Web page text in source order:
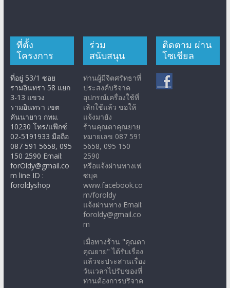
ที่ตั้ง
โครงการ
ที่อยู่ 53/1 ซอย
รามอินทรา 58 แยก
3-13 แขวง
รามอินทรา เขต
คันนายาว กทม.
10230 โทร/แฟ๊กซ์
02-5191933 มือถือ
087 591 5658, 095
150 2590 Email:
forOldy@gmail.co
m line ID :
foroldyshop
ร่วม
สนับสนุน
ท่านผู้มีจิตศรัทธาที่
ประสงค์บริจาค
อุปกรณ์เครื่องใช้ที่
เลิกใช้แล้ว ขอให้
แจ้งมายัง
ร้านคุณตาคุณยาย
หมายเลข 087 591
5658, 095 150
2590
หรือแจ้งผ่านทางเฟ
ซบุค
www.facebook.co
m/foroldy
แจ้งผ่านทาง Email:
foroldy@gmail.co
m
เมื่อทางร้าน "คุณตา
คุณยาย" ได้รับเรื่อง
แล้วจะประสานเรื่อง
วันเวลาไปรับของที่
ท่านต้องการบริจาค
ติดตาม ผ่าน
โซเชียล